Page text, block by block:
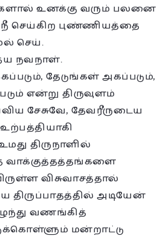
உனக்கு வரும் பலனை
நீ செய்கிற புண்ணியத்தை
செய்.
நவநாள்.
தேடுங்கள் அகப்படும்,
என்று திருவுளம்
சேசுவே, தேவரீருடைய
திருநாளில்
வாக்குத்தத்தங்களை
விசுவாசத்தால்
திருப்பாதத்தில் அடியேன்
வணங்கித்
மன்றாட்டு